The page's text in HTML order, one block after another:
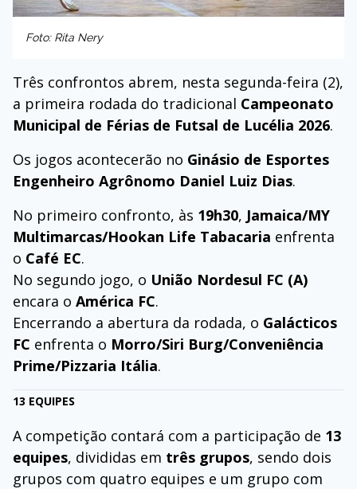
Foto: Rita Nery
Três confrontos abrem, nesta segunda-feira (2),
a primeira rodada do tradicional Campeonato
Municipal de Férias de Futsal de Lucélia 2026.
Os jogos acontecerão no Ginásio de Esportes
Engenheiro Agrônomo Daniel Luiz Dias.
No primeiro confronto, às 19h30, Jamaica/MY
Multimarcas/Hookan Life Tabacaria enfrenta
o Café EC.
No segundo jogo, o União Nordesul FC (A)
encara o América FC.
Encerrando a abertura da rodada, o Galácticos
FC enfrenta o Morro/Siri Burg/Conveniência
Prime/Pizzaria Itália.
13 EQUIPES
A competição contará com a participação de 13
equipes, divididas em três grupos, sendo dois
grupos com quatro equipes e um grupo com